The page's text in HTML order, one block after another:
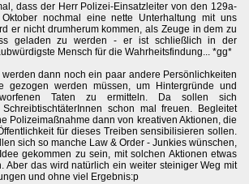
dass der Herr Polizei-Einsatzleiter von den 129a-
nochmal eine nette Unterhaltung mit uns
er nicht drumherum kommen, als Zeuge in dem zu
geladen zu werden - er ist schließlich in der
Mensch für die Wahrheitsfindung... *gg*
dann noch ein paar andere Persönlichkeiten
gezogen werden müssen, um Hintergründe und
Taten zu ermitteln. Da sollen sich
schon mal freuen. Begleitet
Polizeimaßnahme dann von kreativen Aktionen, die
für dieses Treiben sensibilisieren sollen.
sich so manche Law & Order - Junkies wünschen,
gekommen zu sein, mit solchen Aktionen etwas
Aber das wird natürlich ein weiter steiniger Weg mit
und ohne viel Ergebnis:p